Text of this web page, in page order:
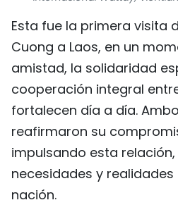
ENGLISH
中文
FRANÇAIS
РУССКИЙ
Esta fue la primera visita
Cuong a Laos, en un
amistad, la solidaridad
cooperación integral
fortalecen día a día.
reafirmaron su
impulsando esta
necesidades y
nación.